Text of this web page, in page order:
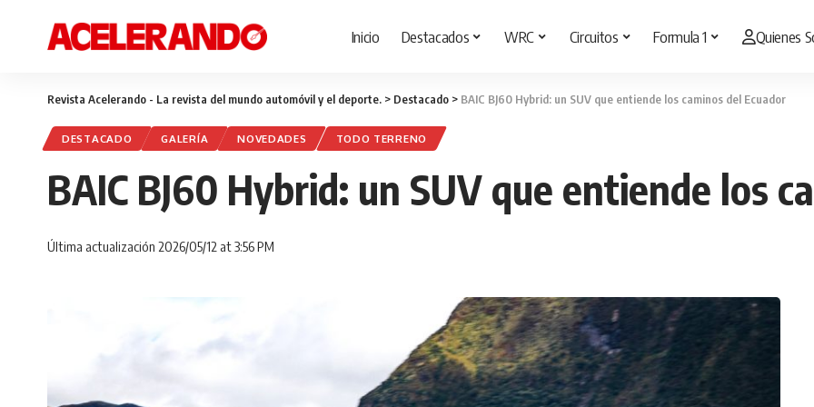
Inicio Destacados WRC Circuitos Formula 1 Quienes
Revista Acelerando - La revista del mundo automóvil y el deporte. > Destacado > BAIC BJ60 Hybrid: un SUV que entiende los caminos del Ecuador
DESTACADO GALERÍA NOVEDADES TODO TERRENO
BAIC BJ60 Hybrid: un SUV que entiende los
Última actualización 2026/05/12 at 3:56 PM